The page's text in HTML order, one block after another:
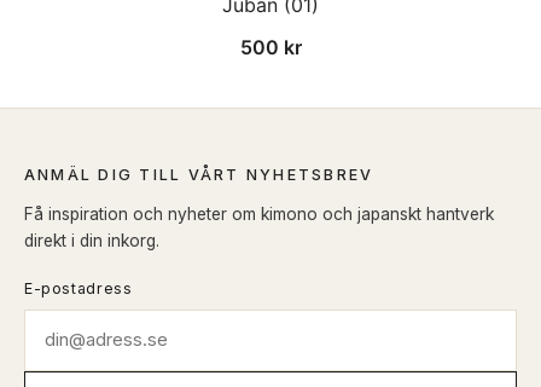
500 kr
ANMÄL DIG TILL VÅRT NYHETSBREV
Få inspiration och nyheter om kimono och japanskt hantverk
direkt i din inkorg.
E-postadress